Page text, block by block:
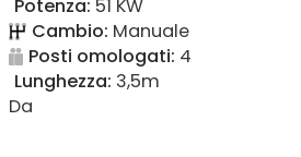
Potenza: 51 KW
Cambio: Manuale
Posti omologati: 4
Lunghezza: 3,5m
Da